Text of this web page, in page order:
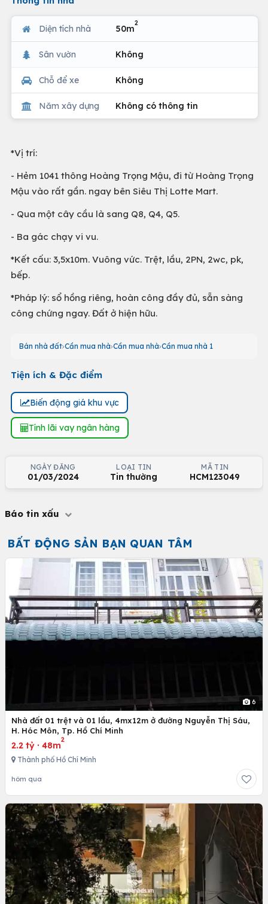
Diện tích nhà 50m
2
Sân vườn Không
Chỗ để xe Không
Năm xây dựng Không có thông tin
*Vị trí:
- Hẻm 1041 thông Hoàng Trọng Mậu, đi từ Hoàng Trọng
Mậu vào rất gần. ngay bên Siêu Thị Lotte Mart.
- Qua một cây cầu là sang Q8, Q4, Q5.
- Ba gác chạy vi vu.
*Kết cấu: 3,5x10m. Vuông vức. Trệt, lầu, 2PN, 2wc, pk,
bếp.
*Pháp lý: sổ hồng riêng, hoàn công đầy đủ, sẵn sàng
công chứng ngay. Đất ở hiện hữu.
Bán nhà đất Cần mua nhà Cần mua nhà Cần mua nhà 1
Tiện ích & Đặc điểm
Biến động giá khu vực
Tính lãi vay ngân hàng
NGÀY ĐĂNG
01/03/2024
LOẠI TIN
Tin thường
MÃ TIN
HCM123049
Báo tin xấu
BẤT ĐỘNG SẢN BẠN QUAN TÂM
6
Nhà đất 01 trệt và 01 lầu, 4mx12m ở đường Nguyễn Thị Sáu,
H. Hóc Môn, Tp. Hồ Chí Minh
2.2 tỷ · 48m
2
Thành phố Hồ Chí Minh
hôm qua